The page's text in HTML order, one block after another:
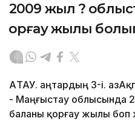
2009 жыл ?
қорғау жылы
АҚТАУ. Қаңтардың 3-і.
- Маңғыстау облысында
баланы қорғау жылы